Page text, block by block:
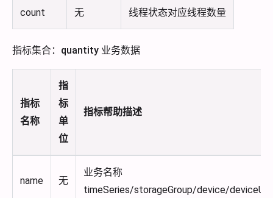
count 无 线程状态对应线程数量
指标集合：quantity 业务数据
指标
名称
指
标
单
位
指标帮助描述
name 无
业务名称
timeSeries/storageGroup/device/